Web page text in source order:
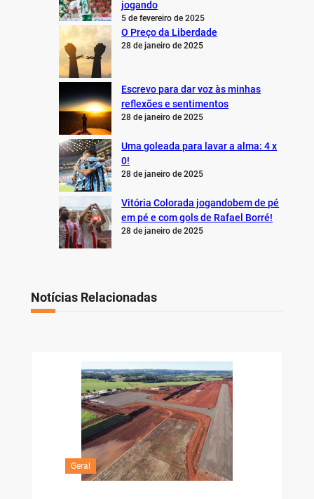
jogando
5 de fevereiro de 2025
O Preço da Liberdade
28 de janeiro de 2025
Escrevo para dar voz às minhas
reflexões e sentimentos
28 de janeiro de 2025
Uma goleada para lavar a alma: 4 x
0!
28 de janeiro de 2025
Vitória Colorada jogandobem de pé
em pé e com gols de Rafael Borré!
28 de janeiro de 2025
Notícias Relacionadas
Geral